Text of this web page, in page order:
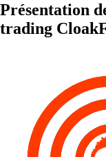
Présentation
trading